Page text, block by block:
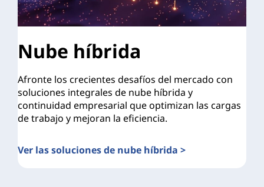
Nube híbrida
Afronte los crecientes desafíos del mercado con
soluciones integrales de nube híbrida y
continuidad empresarial que optimizan las cargas
de trabajo y mejoran la eficiencia.
Ver las soluciones de nube híbrida >